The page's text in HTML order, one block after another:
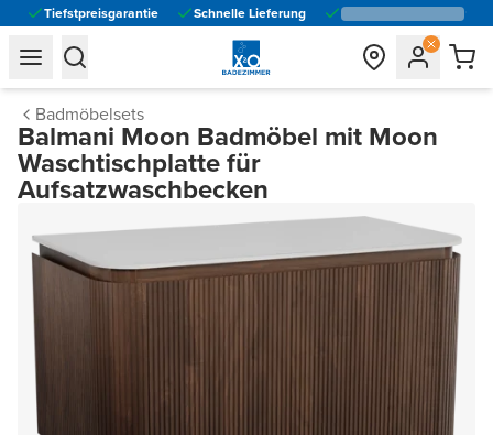
Tiefstpreisgarantie Schnelle Lieferung
general.navigation.toggle_menu.label
general.navigation.toggle_menu.label
Badmöbelsets
Balmani Moon Badmöbel mit Moon
Waschtischplatte für
Aufsatzwaschbecken